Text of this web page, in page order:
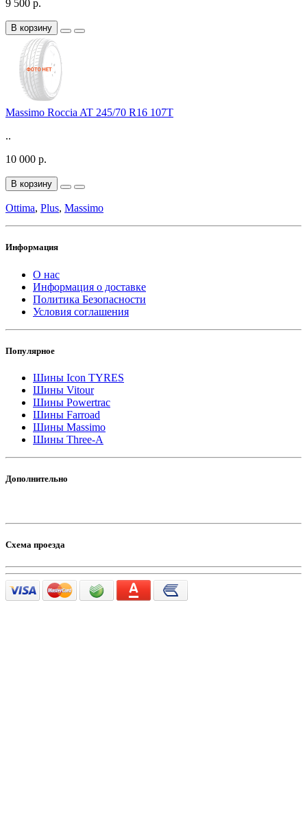
9 500 р.
В корзину
Massimo Roccia AT 245/70 R16 107T
..
10 000 р.
В корзину
Ottima, Plus, Massimo
Информация
О нас
Информация о доставке
Политика Безопасности
Условия соглашения
Популярное
Шины Icon TYRES
Шины Vitour
Шины Powertrac
Шины Farroad
Шины Massimo
Шины Three-A
Дополнительно
Схема проезда